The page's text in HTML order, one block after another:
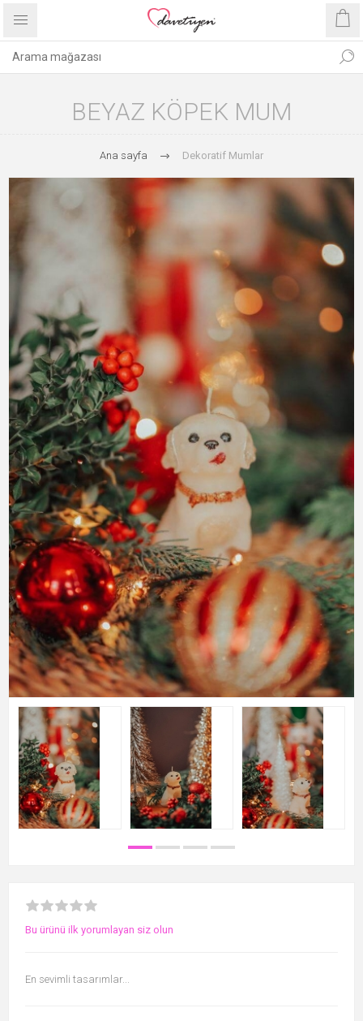
BEYAZ KÖPEK MUM
Ana sayfa Dekoratif Mumlar
Bu ürünü ilk yorumlayan siz olun
En sevimli tasarımlar...